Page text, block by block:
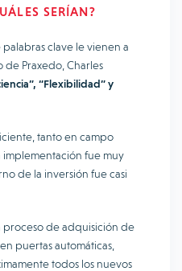
SERÍAN?
clave le vienen a
de Praxedo, Charles
“Flexibilidad” y
tanto en campo
implementación fue muy
de la inversión fue casi
proceso de adquisición de
puertas automáticas,
todos los nuevos